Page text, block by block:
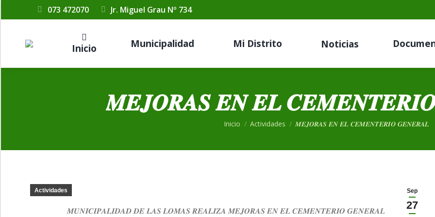
073 472070 Jr. Miguel Grau Nº 734
Inicio Municipalidad Mi Distrito Noticias
𝑴𝑬𝑱𝑶𝑹𝑨𝑺 𝑬𝑵 𝑬𝑳
Estás aquí:
Inicio Actividades 𝑴𝑬𝑱𝑶𝑹𝑨𝑺 𝑬𝑵 𝑬𝑳 𝑪𝑬𝑴𝑬𝑵𝑻𝑬𝑹𝑰𝑶 𝑮𝑬𝑵𝑬𝑹𝑨𝑳
Sep
27
Actividades
𝑴𝑼𝑵𝑰𝑪𝑰𝑷𝑨𝑳𝑰𝑫𝑨𝑫 𝑫𝑬 𝑳𝑨𝑺 𝑳𝑶𝑴𝑨𝑺 𝑹𝑬𝑨𝑳𝑰𝒁𝑨 𝑴𝑬𝑱𝑶𝑹𝑨𝑺 𝑬𝑵 𝑬𝑳 𝑪𝑬𝑴𝑬𝑵𝑻𝑬𝑹𝑰𝑶 𝑮𝑬𝑵𝑬𝑹𝑨𝑳